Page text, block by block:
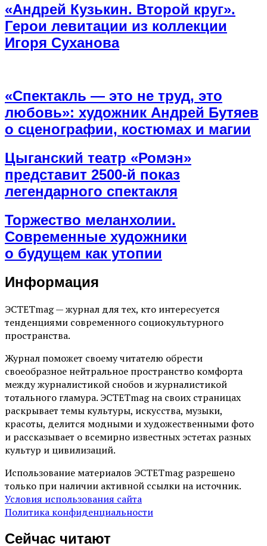
«Андрей Кузькин. Второй круг».
Герои левитации из коллекции
Игоря Суханова
«Спектакль — это не труд, это
любовь»: художник Андрей Бутяев
о сценографии, костюмах и магии
Цыганский театр «Ромэн»
представит 2500-й показ
легендарного спектакля
Торжество меланхолии.
Современные художники
о будущем как утопии
Информация
ЭСТЕТmag — журнал для тех, кто интересуется
тенденциями современного социокультурного
пространства.
Журнал поможет своему читателю обрести
своеобразное нейтральное пространство комфорта
между журналистикой снобов и журналистикой
тотального гламура. ЭСТЕТmag на своих страницах
раскрывает темы культуры, искусства, музыки,
красоты, делится модными и художественными фото
и рассказывает о всемирно известных эстетах разных
культур и цивилизаций.
Использование материалов ЭСТЕТmag разрешено
только при наличии активной ссылки на источник.
Условия использования сайта
Политика конфиденциальности
Сейчас читают